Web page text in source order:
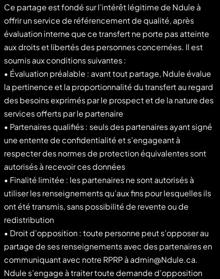
Ce partage est fondé sur l’intérêt légitime de Ndule à
offrir un service de référencement de qualité, après
évaluation interne que ce transfert ne porte pas atteinte
aux droits et libertés des personnes concernées. Il est
soumis aux conditions suivantes :
• Évaluation préalable : avant tout partage, Ndule évalue
la pertinence et la proportionnalité du transfert au regard
des besoins exprimés par le prospect et de la nature des
services offerts par le partenaire
• Partenaires qualifiés : seuls des partenaires ayant signé
une entente de confidentialité et s’engageant à
respecter des normes de protection équivalentes sont
autorisés à recevoir ces données
• Finalité limitée : les partenaires ne sont autorisés à
utiliser les renseignements qu’aux fins pour lesquelles ils
ont été transmis, sans possibilité de revente ou de
redistribution
• Droit d’opposition : toute personne peut s’opposer au
partage de ses renseignements avec des partenaires en
communiquant avec notre RPRP à admin@Ndule.ca.
Ndule s’engage à traiter toute demande d’opposition